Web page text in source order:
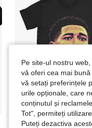
10
Tricouri
Pe site-ul nostru
vă oferi cea mai
vă setați preferințele
urile opționale, care
conținutul și
Tot", permiteți
Puteți dezactiva